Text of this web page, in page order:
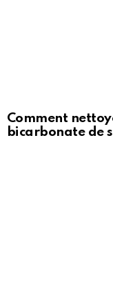
Comment
bicarbonate de